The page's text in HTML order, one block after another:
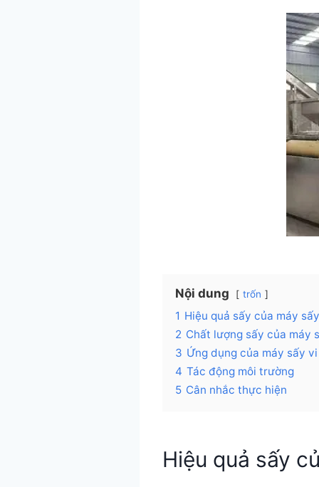
Nội dung trốn
1 Hiệu quả sấy của máy
2 Chất lượng sấy của máy
3 Ứng dụng của máy sấy
4 Tác động môi trường
5 Cân nhắc thực hiện
Hiệu quả sấy